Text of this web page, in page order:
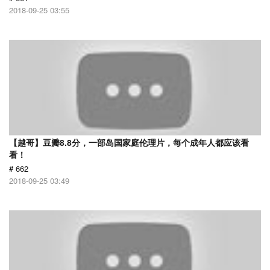
2018-09-25 03:55
【越哥】豆瓣8.8分，一部岛国家庭伦理片，每个成年人都应该看
看！
# 662
2018-09-25 03:49